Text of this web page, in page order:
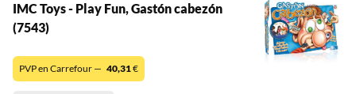
IMC Toys - Play Fun, Gastón cabezón
(7543)
PVP en Carrefour — 40,31€